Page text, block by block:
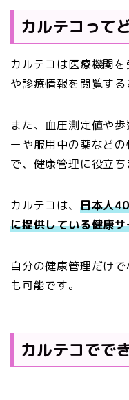
カルテコって
カルテコは医療機関を
や診療情報を閲覧す
また、血圧測定値や
ーや服用中の薬など
で、健康管理に役立ち
カルテコは、 日本人
に提供している健康
自分の健康管理だけ
も可能です。
カルテコでで